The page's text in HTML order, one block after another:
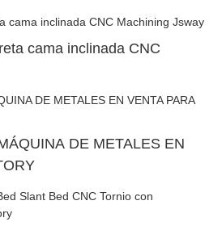
cama inclinada CNC
DE METALES EN